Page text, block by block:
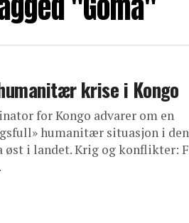
krise i Kongo
for Kongo advarer om en
humanitær situasjon i den
øst i landet. Krig og konflikter: